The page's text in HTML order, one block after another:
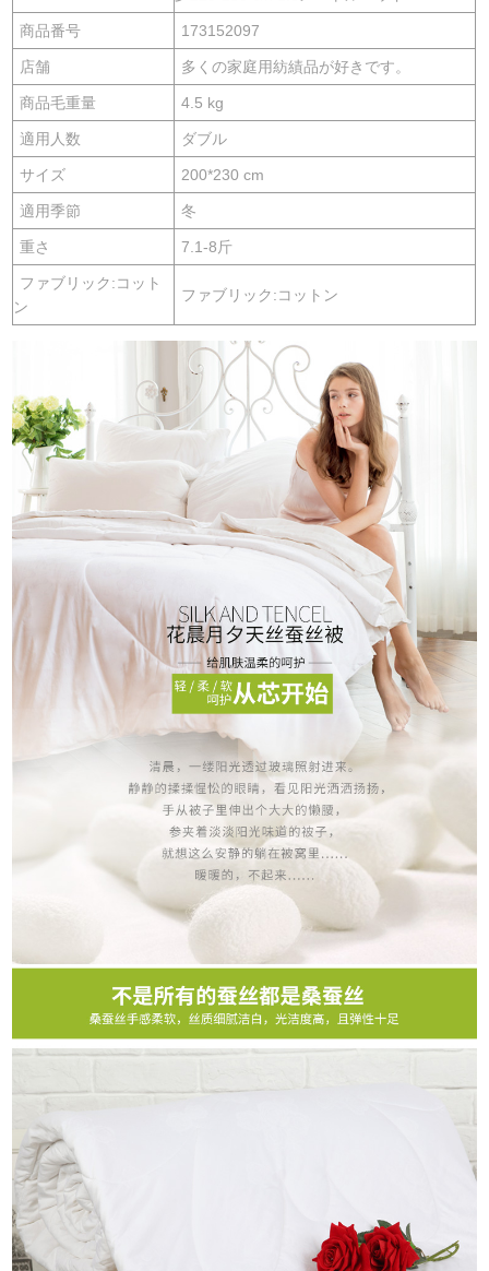
商品番号 173152097
店舗 多くの家庭用紡績品が好きです。
商品毛重量 4.5 kg
適用人数 ダブル
サイズ 200*230 cm
適用季節 冬
重さ 7.1-8斤
ファブリック:コット
ン
ファブリック:コットン